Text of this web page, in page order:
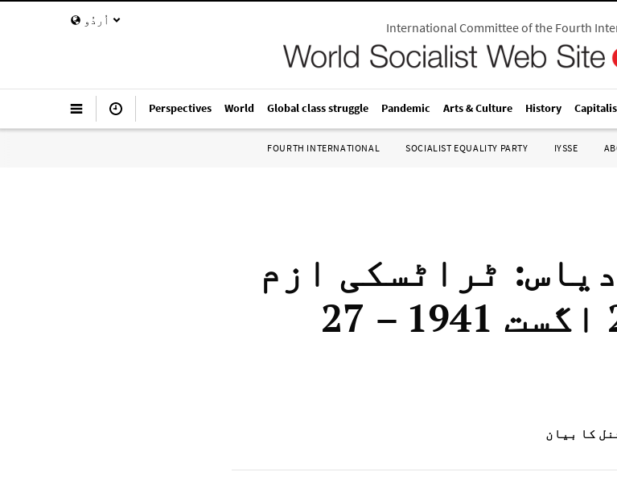
اُردُو International Committee of the Fourth
Perspectives World Global class struggle Pandemic Arts & Culture History
FOURTH INTERNATIONAL SOCIALIST EQUALITY PARTY IYSSE
ٹراٹسکی ازم
کا لڑاکا (27 اگست 1941 – 27
کا بیان